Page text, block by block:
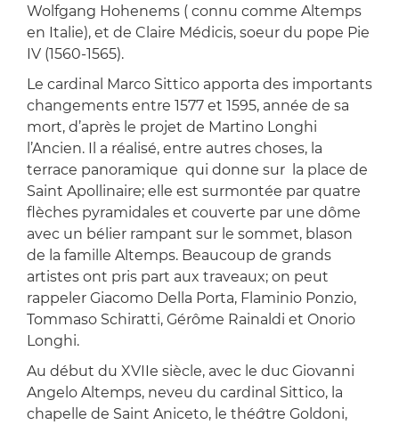
Wolfgang Hohenems ( connu comme Altemps
en Italie), et de Claire Médicis, soeur du pope Pie
IV (1560-1565).
Le cardinal Marco Sittico apporta des importants
changements entre 1577 et 1595, année de sa
mort, d’après le projet de Martino Longhi
l’Ancien. Il a réalisé, entre autres choses, la
terrace panoramique qui donne sur la place de
Saint Apollinaire; elle est surmontée par quatre
flèches pyramidales et couverte par une dôme
avec un bélier rampant sur le sommet, blason
de la famille Altemps. Beaucoup de grands
artistes ont pris part aux traveaux; on peut
rappeler Giacomo Della Porta, Flaminio Ponzio,
Tommaso Schiratti, Gérôme Rainaldi et Onorio
Longhi.
Au début du XVIIe siècle, avec le duc Giovanni
Angelo Altemps, neveu du cardinal Sittico, la
chapelle de Saint Aniceto, le théâtre Goldoni,